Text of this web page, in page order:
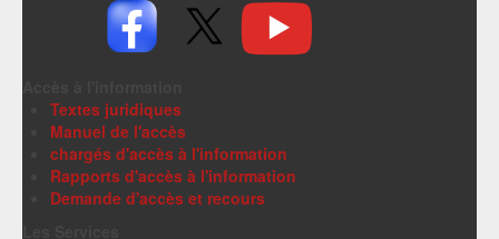
Textes juridiques
Manuel de l'accès
chargés d'accès à l'information
Rapports d'accès à l'information
Demande d'accès et recours